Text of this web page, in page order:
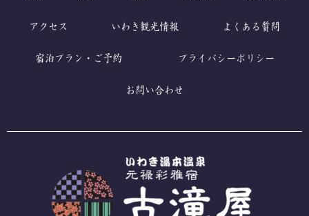
アクセス いわき観光情報 よくある質問
宿泊プラン・ご予約 プライバシーポリシー
お問い合わせ